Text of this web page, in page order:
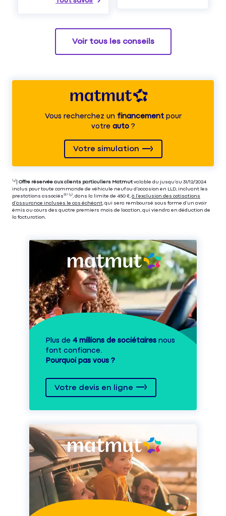
Voir tous les conseils
Vous recherchez unfinancementpour
votre auto?
Votre simulation
⁽⁴⁾| Offre réservée aux clients particuliers Matmut valable du jusqu’au 31/12/2024
inclus pour toute commande de véhicule neuf ou d’occasion en LLD, incluant les
prestations associés⁽³⁾ ⁽⁵⁾, dans la limite de 450 €, à l’exclusion des cotisations
d’assurance incluses le cas échéant, qui sera remboursé sous forme d’un avoir
émis au cours des quatre premiers mois de location, qui viendra en déduction de
la facturation.
Plus de 4 millions de sociétaires nous
font confiance.
Pourquoi pas vous ?
Votre devis en ligne